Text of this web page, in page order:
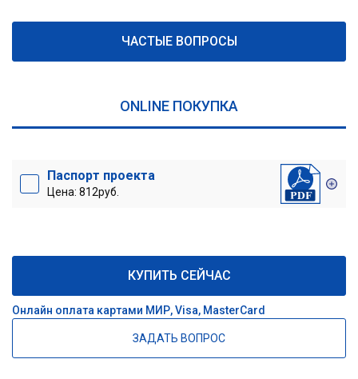
ЧАСТЫЕ ВОПРОСЫ
ONLINE ПОКУПКА
Паспорт проекта
Цена: 812руб.
КУПИТЬ СЕЙЧАС
Онлайн оплата картами МИР, Visa, MasterCard
ЗАДАТЬ ВОПРОС